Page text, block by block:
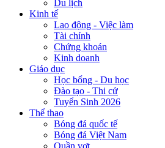
Du lịch
Kinh tế
Lao động - Việc làm
Tài chính
Chứng khoán
Kinh doanh
Giáo dục
Học bổng - Du học
Đào tạo - Thi cử
Tuyển Sinh 2026
Thể thao
Bóng đá quốc tế
Bóng đá Việt Nam
Quần vợt